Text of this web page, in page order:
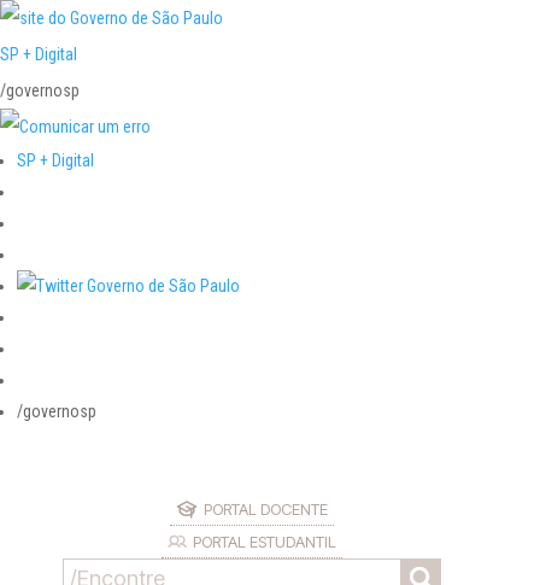
SP + Digital
/governosp
SP + Digital
/governosp
PORTAL DOCENTE
PORTAL ESTUDANTIL